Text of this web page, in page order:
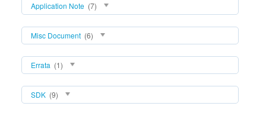
Application Note (7)
Misc Document (6)
Errata (1)
SDK (9)